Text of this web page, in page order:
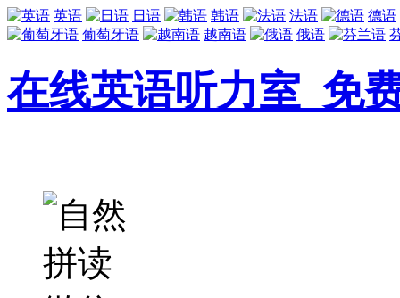
英语 日语 韩语 法语
德语
葡萄牙语
越南语 俄语
在线英语听力室_免